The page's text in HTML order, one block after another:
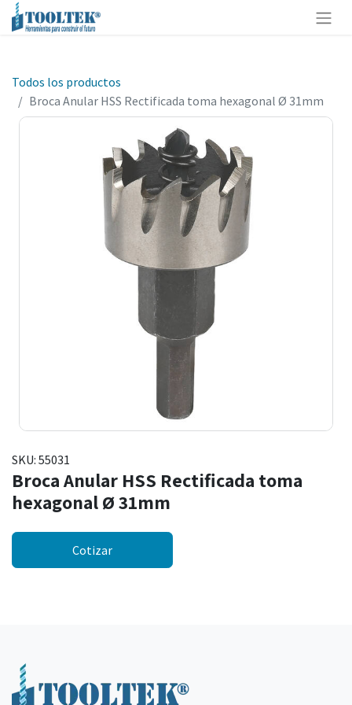
Todos los productos
Broca Anular HSS Rectificada toma hexagonal Ø 31mm
SKU: 55031
Broca Anular HSS Rectificada toma
hexagonal Ø 31mm
Cotizar